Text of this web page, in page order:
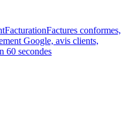
FacturationFactures conformes,
Google, avis clients,
60 secondes